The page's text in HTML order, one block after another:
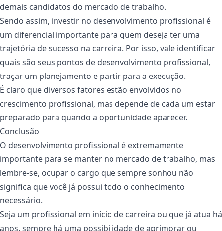
demais candidatos do mercado de trabalho.
Sendo assim, investir no desenvolvimento profissional é
um diferencial importante para quem deseja ter uma
trajetória de sucesso na carreira. Por isso, vale identificar
quais são seus pontos de desenvolvimento profissional,
traçar um planejamento e partir para a execução.
É claro que diversos fatores estão envolvidos no
crescimento profissional, mas depende de cada um estar
preparado para quando a oportunidade aparecer.
Conclusão
O desenvolvimento profissional é extremamente
importante para se manter no mercado de trabalho, mas
lembre-se, ocupar o cargo que sempre sonhou não
significa que você já possui todo o conhecimento
necessário.
Seja um profissional em início de carreira ou que já atua há
anos, sempre há uma possibilidade de aprimorar ou